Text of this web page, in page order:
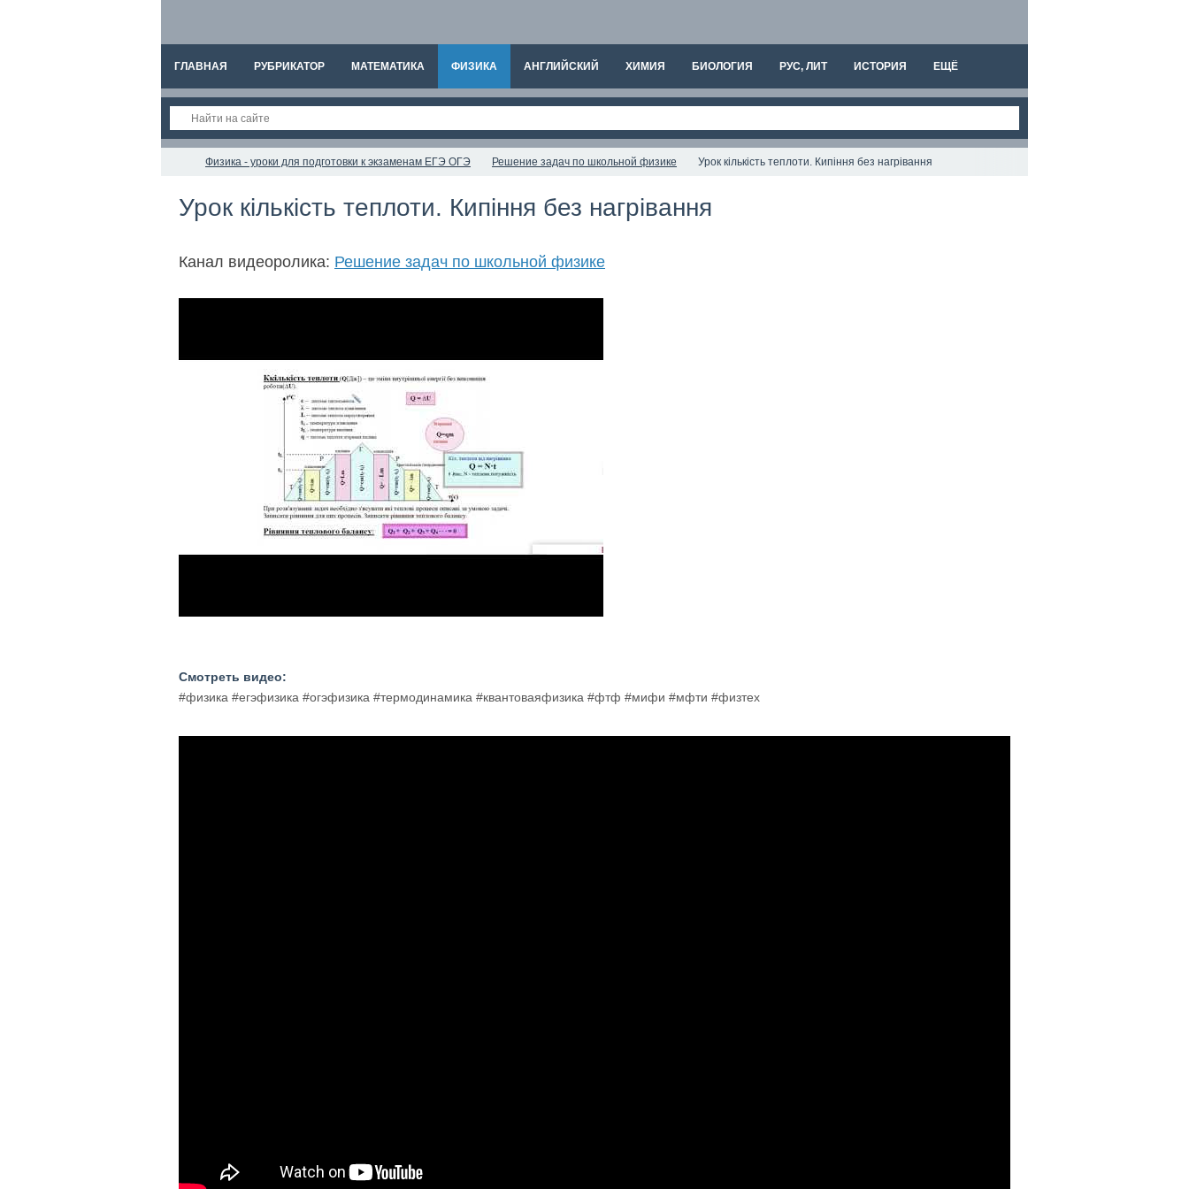
ГЛАВНАЯ РУБРИКАТОР МАТЕМАТИКА ФИЗИКА АНГЛИЙСКИЙ ХИМИЯ БИОЛОГИЯ РУС, ЛИТ ИСТОРИЯ ЕЩЁ
Физика - уроки для подготовки к экзаменам ЕГЭ ОГЭ Решение задач по школьной физике Урок кількість теплоти. Кипіння без нагрівання
Урок кількість теплоти. Кипіння без нагрівання
Канал видеоролика: Решение задач по школьной физике
Смотреть видео:
#физика #егэфизика #огэфизика #термодинамика #квантоваяфизика #фтф #мифи #мфти #физтех